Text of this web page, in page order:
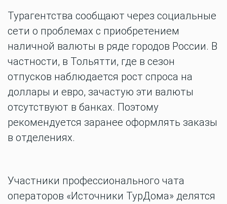
Турагентства сообщают через социальные
сети о проблемах с приобретением
наличной валюты в ряде городов России. В
частности, в Тольятти, где в сезон
отпусков наблюдается рост спроса на
доллары и евро, зачастую эти валюты
отсутствуют в банках. Поэтому
рекомендуется заранее оформлять заказы
в отделениях.
Участники профессионального чата
операторов «Источники ТурДома» делятся